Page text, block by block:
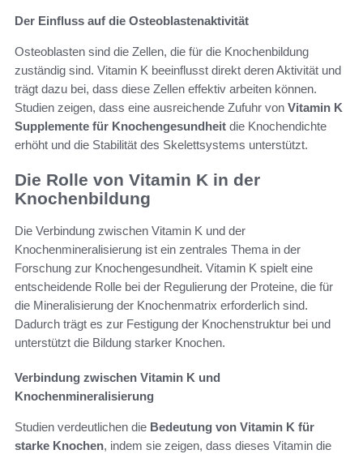
Der Einfluss auf die Osteoblastenaktivität
Osteoblasten sind die Zellen, die für die Knochenbildung
zuständig sind. Vitamin K beeinflusst direkt deren Aktivität und
trägt dazu bei, dass diese Zellen effektiv arbeiten können.
Studien zeigen, dass eine ausreichende Zufuhr von Vitamin K
Supplemente für Knochengesundheit die Knochendichte
erhöht und die Stabilität des Skelettsystems unterstützt.
Die Rolle von Vitamin K in der
Knochenbildung
Die Verbindung zwischen Vitamin K und der
Knochenmineralisierung ist ein zentrales Thema in der
Forschung zur Knochengesundheit. Vitamin K spielt eine
entscheidende Rolle bei der Regulierung der Proteine, die für
die Mineralisierung der Knochenmatrix erforderlich sind.
Dadurch trägt es zur Festigung der Knochenstruktur bei und
unterstützt die Bildung starker Knochen.
Verbindung zwischen Vitamin K und
Knochenmineralisierung
Studien verdeutlichen die Bedeutung von Vitamin K für
starke Knochen, indem sie zeigen, dass dieses Vitamin die